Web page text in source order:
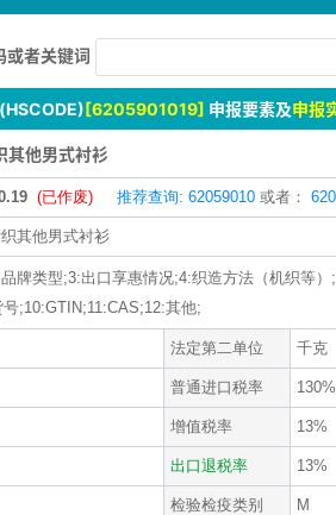
或者关键词
[6205901019] 申报要素及申报
他男式衬衫
(已作废) 推荐查询: 62059010 或者：
其他男式衬衫
牌类型;3:出口享惠情况;4:织造方法（机织等
;10:GTIN;11:CAS;12:其他;
法定第二单位 千克
普通进口税率 130%
增值税率 13%
出口退税率 13%
检验检疫类别 M